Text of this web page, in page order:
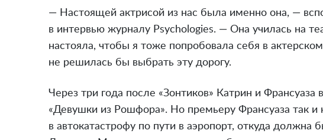
— Настоящей актрисой из нас была именно она, —
в интервью журналу Psychologies. — Она училась на
настояла, чтобы я тоже попробовала себя в
не решилась бы выбрать эту дорогу.
Через три года после «Зонтиков» Катрин и
«Девушки из Рошфора». Но премьеру Франсуаза так и
в автокатастрофу по пути в аэропорт, откуда должна